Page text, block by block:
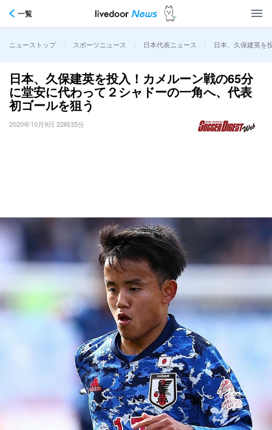
一覧
ニューストップ > スポーツニュース > 日本代表ニュース > 日本、久保建英を
日本、久保建英を投入！カメルーン戦の65分
に堂安に代わって２シャドーの一角へ、代表
初ゴールを狙う
2020年10月9日 22時35分